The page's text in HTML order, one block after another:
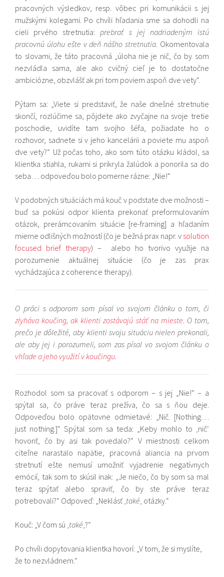
pracovných výsledkov, resp. vôbec pri komunikácii s jej
mužskými kolegami. Po chvíli hľadania sme sa dohodli na
cieli prvého stretnutia:prebrať s jej nadriadeným istú
pracovnú úlohu ešte v deň nášho stretnutia. Okomentovala
to slovami, že táto pracovná „úloha nie je nič, čo by som
nezvládla sama, ale ako cvičný cieľ je to dostatočne
ambiciózne, obzvlášť ak pri tom poviem aspoň dve vety“.
Pýtam sa: „Viete si predstaviť, že naše dnešné stretnutie
skončí, rozlúčime sa, pôjdete ako zvyčajne na svoje tretie
poschodie, uvidíte tam svojho šéfa, požiadate ho o
rozhovor, sadnete si v jeho kancelárii a poviete mu aspoň
dve vety?“ Už počas toho, ako som túto otázku kládol, sa
klientka stiahla, rukami si prikryla žalúdok a ponorila sa do
seba… odpoveďou bolo pomerne rázne: „Nie!“
V podobných situáciách má kouč v podstate dve možnosti –
buď sa pokúsi odpor klienta prekonať preformulovaním
otázok, prerámcovaním situácie [re-framing] a hľadaním
mierne odlišných možností (čo je bežná prax napr. v solution
focused brief therapy) – alebo ho tvorivo využije na
porozumenie aktuálnej situácie (čo je zas prax
vychádzajúca z coherence therapy).
O práci s odporom som písal vo svojom článku o tom, či
zlyháva koučing, ak klienti zostávajú stáť na mieste. O tom,
prečo je dôležité, aby klienti svoju situáciu nielen prekonali,
ale aby jej i porozumeli, som zas písal vo svojom článku o
vhľade a jeho využití v koučingu.
Rozhodol som sa pracovať s odporom – s jej „Nie!“ – a
spýtal sa, čo práve teraz prežíva, čo sa s ňou deje.
Odpoveďou bolo opätovne odmietavé: „Nič. [Nothing…
just nothing.]“ Spýtal som sa teda: „Keby mohlo to ‚nič‘
hovoriť, čo by asi tak povedalo?“ V miestnosti celkom
citeľne narastalo napätie, pracovná aliancia na prvom
stretnutí ešte nemusí umožniť vyjadrenie negatívnych
emócií, tak som to skúsil inak: „Je niečo, čo by som sa mal
teraz spýtať alebo spraviť, čo by ste práve teraz
potrebovali?“ Odpoveď: „Neklásť ‚také‚ otázky.“
Kouč: „V čom sú ‚také‚?“
Po chvíli dopytovania klientka hovorí: „V tom, že si myslíte,
že to nezvládnem.“